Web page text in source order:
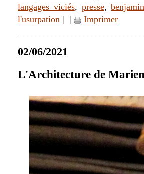
langages viciés, presse,
l'usurpation | | Imprimer
02/06/2021
L'Architecture de